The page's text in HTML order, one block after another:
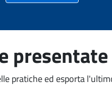
presentate
pratiche ed esporta